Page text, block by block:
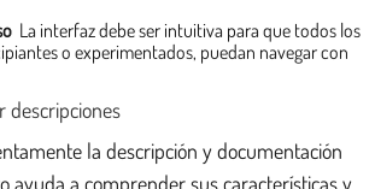
La interfaz debe ser intuitiva para que todos los
o experimentados, puedan navegar con
descripciones
la descripción y documentación
ayuda a comprender sus características y